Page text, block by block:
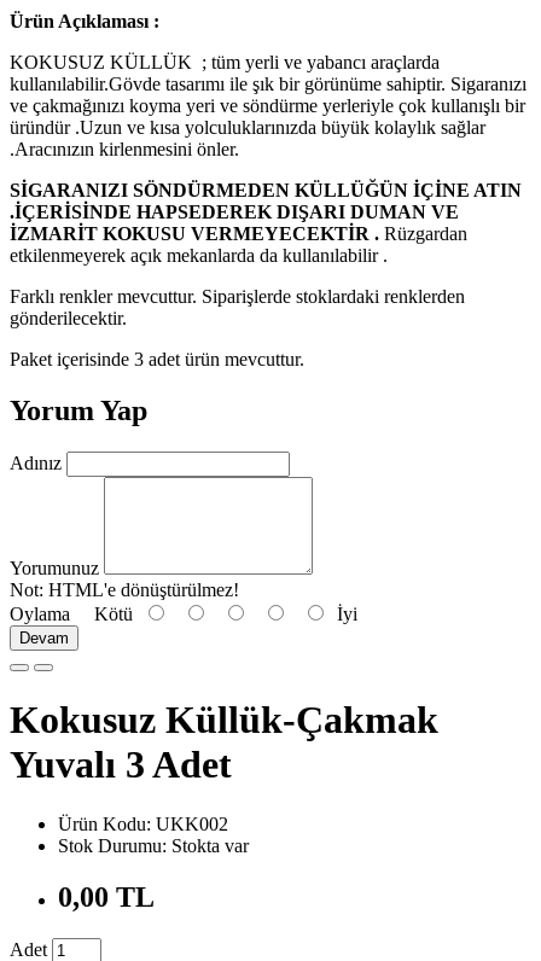
Ürün Açıklaması :
KOKUSUZ KÜLLÜK ; tüm yerli ve yabancı araçlarda
kullanılabilir.Gövde tasarımı ile şık bir görünüme sahiptir. Sigaranızı
ve çakmağınızı koyma yeri ve söndürme yerleriyle çok kullanışlı bir
üründür .Uzun ve kısa yolculuklarınızda büyük kolaylık sağlar
.Aracınızın kirlenmesini önler.
SİGARANIZI SÖNDÜRMEDEN KÜLLÜĞÜN İÇİNE ATIN
.İÇERİSİNDE HAPSEDEREK DIŞARI DUMAN VE
İZMARİT KOKUSU VERMEYECEKTİR . Rüzgardan
etkilenmeyerek açık mekanlarda da kullanılabilir .
Farklı renkler mevcuttur. Siparişlerde stoklardaki renklerden
gönderilecektir.
Paket içerisinde 3 adet ürün mevcuttur.
Yorum Yap
Adınız
Yorumunuz
Not: HTML'e dönüştürülmez!
Oylama Kötü İyi
Devam
Kokusuz Küllük-Çakmak
Yuvalı 3 Adet
Ürün Kodu: UKK002
Stok Durumu: Stokta var
0,00 TL
Adet